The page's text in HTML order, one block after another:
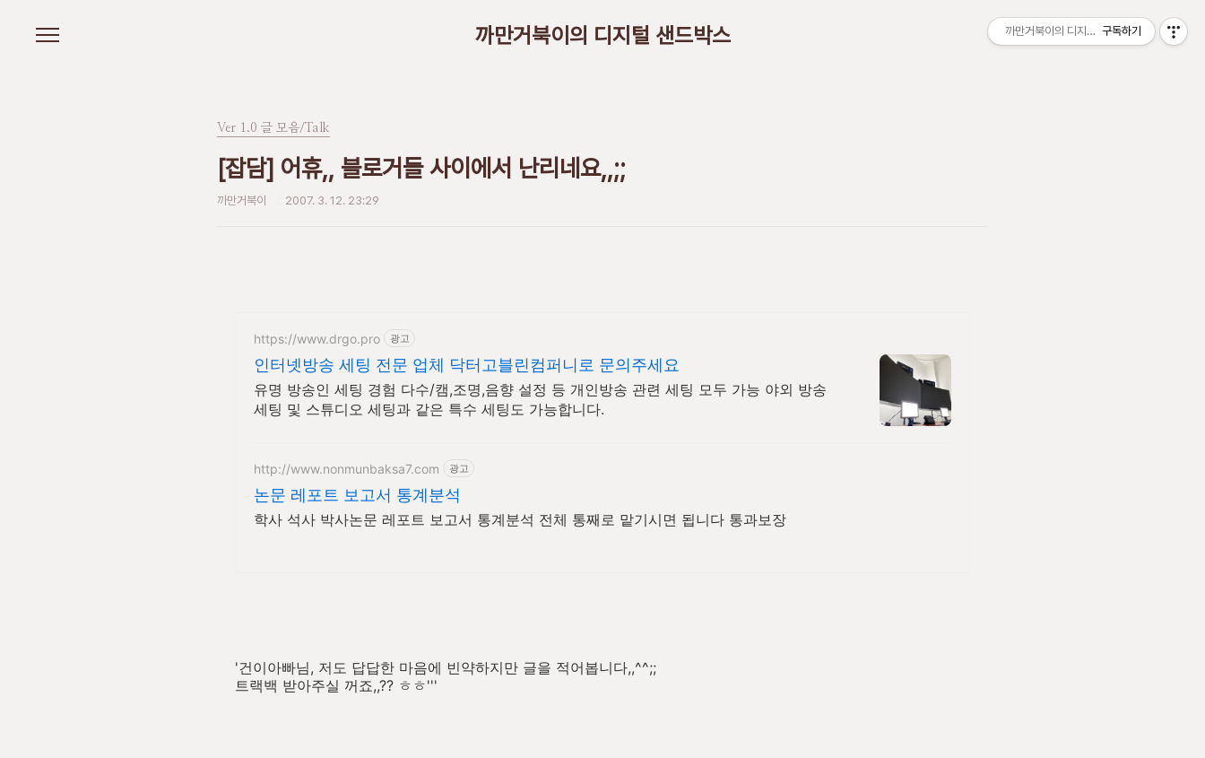
까만거북이의 디지털 샌드박스
Ver 1.0 글 모음/Talk
[잡담] 어휴,, 블로거들 사이에서 난리네요,,;;
까만거북이 2007. 3. 12. 23:29
https://www.drgo.pro 광고
인터넷방송 세팅 전문 업체 닥터고블린컴퍼니로 문의주세요
유명 방송인 세팅 경험 다수/캠,조명,음향 설정 등 개인방송 관련 세팅 모두 가능 야외 방송
세팅 및 스튜디오 세팅과 같은 특수 세팅도 가능합니다.
http://www.nonmunbaksa7.com 광고
논문 레포트 보고서 통계분석
학사 석사 박사논문 레포트 보고서 통계분석 전체 통째로 맡기시면 됩니다 통과보장
'건이아빠님, 저도 답답한 마음에 빈약하지만 글을 적어봅니다,,^^;;
트랙백 받아주실 꺼죠,,?? ㅎㅎ'''
까만거북이의 디지털 샌드박스
구독하기